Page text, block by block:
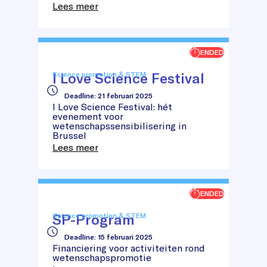
Lees meer
Love
Science
Festival
Science promotion & STEM
I Love Science Festival
Deadline: 21 februari 2025
ENDED
I Love Science Festival: hét
evenement voor
wetenschapssensibilisering in
Brussel
Lees meer
SP-
Program
Science promotion & STEM
SP-Program
Deadline: 15 februari 2025
ENDED
Financiering voor activiteiten rond
wetenschapspromotie